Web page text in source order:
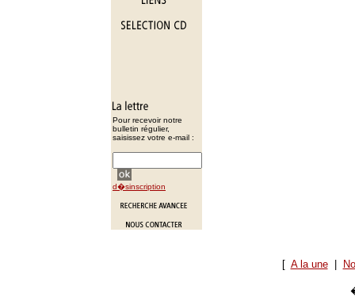
Pour recevoir notre
bulletin régulier,
saisissez votre e-mail :
d�sinscription
[ A la une|